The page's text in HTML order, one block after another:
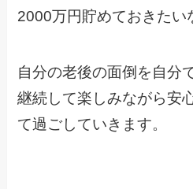
2000万円貯めておきたい
自分の老後の面倒を自分
継続して楽しみながら安
て過ごしていきます。